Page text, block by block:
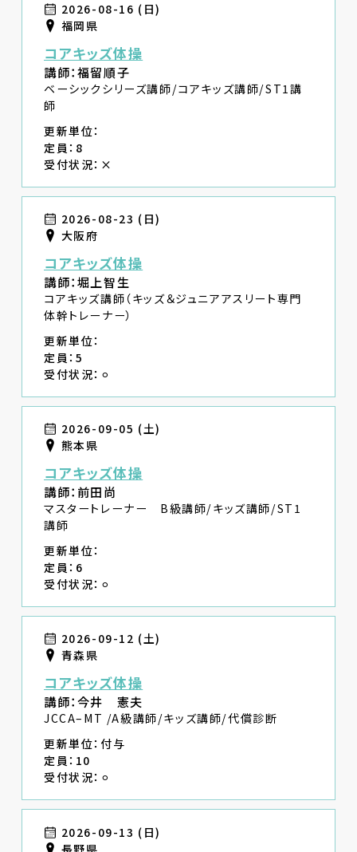
2026-08-16 (日)
福岡県
コアキッズ体操
講師：福留順子
ベーシックシリーズ講師/コアキッズ講師/ST1講
師
更新単位：
定員：8
受付状況：×
2026-08-23 (日)
大阪府
コアキッズ体操
講師：堀上智生
コアキッズ講師（キッズ＆ジュニアアスリート専門
体幹トレーナー）
更新単位：
定員：5
受付状況：⚪︎
2026-09-05 (土)
熊本県
コアキッズ体操
講師：前田尚
マスタートレーナー B級講師/キッズ講師/ST1
講師
更新単位：
定員：6
受付状況：⚪︎
2026-09-12 (土)
青森県
コアキッズ体操
講師：今井 憲夫
JCCA–MT /A級講師/キッズ講師/代償診断
更新単位：付与
定員：10
受付状況：⚪︎
2026-09-13 (日)
長野県